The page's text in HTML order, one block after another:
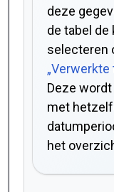
deze
de tabel de
selecteren
Deze
met
het